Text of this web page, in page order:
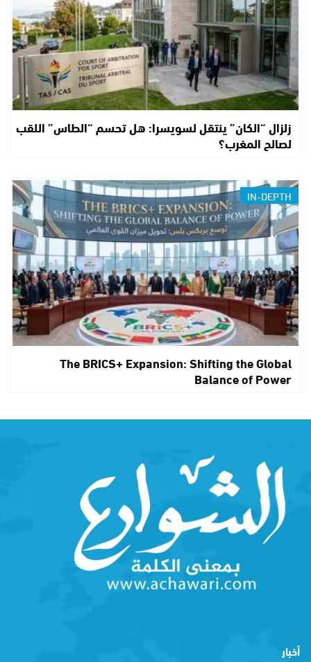
زلزال “الكان” ينتقل لسويسرا: هل تحسم “الطاس” اللقب
لصالح المغرب؟
IN-DEPTH
The BRICS+ Expansion: Shifting the Global
Balance of Power
أخبار